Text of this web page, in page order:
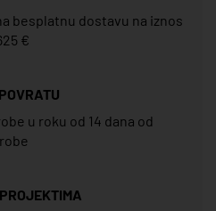
besplatnu dostavu na iznos
€
u roku od 14 dana od